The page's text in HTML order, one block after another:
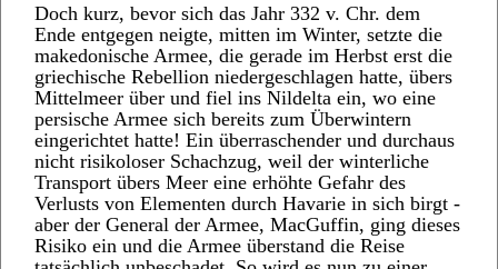
Doch kurz, bevor sich das Jahr 332 v. Chr. dem
Ende entgegen neigte, mitten im Winter, setzte die
makedonische Armee, die gerade im Herbst erst die
griechische Rebellion niedergeschlagen hatte, übers
Mittelmeer über und fiel ins Nildelta ein, wo eine
persische Armee sich bereits zum Überwintern
eingerichtet hatte! Ein überraschender und durchaus
nicht risikoloser Schachzug, weil der winterliche
Transport übers Meer eine erhöhte Gefahr des
Verlusts von Elementen durch Havarie in sich birgt -
aber der General der Armee, MacGuffin, ging dieses
Risiko ein und die Armee überstand die Reise